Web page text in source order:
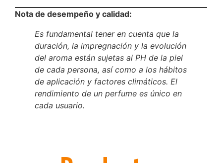
Nota de desempeño y calidad:
Es fundamental tener en cuenta que la
duración, la impregnación y la evolución
del aroma están sujetas al PH de la piel
de cada persona, así como a los hábitos
de aplicación y factores climáticos. El
rendimiento de un perfume es único en
cada usuario.